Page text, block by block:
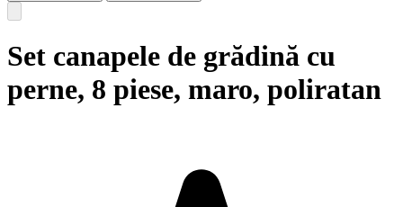
Set canapele de grădină cu
perne, 8 piese, maro, poliratan